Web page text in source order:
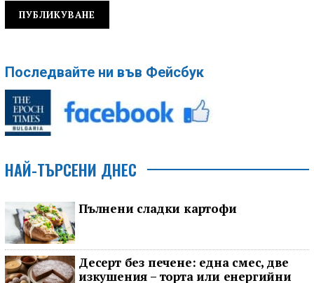
Последвайте ни във Фейсбук
НАЙ-ТЪРСЕНИ ДНЕС
Пълнени сладки картофи
Десерт без печене: една смес, две
изкушения – торта или енергийни